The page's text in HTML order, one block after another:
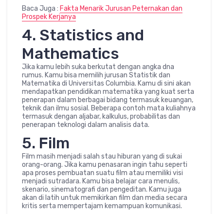
Baca Juga : Fakta Menarik Jurusan Peternakan dan
Prospek Kerjanya
4. Statistics and
Mathematics
Jika kamu lebih suka berkutat dengan angka dna
rumus. Kamu bisa memilih jurusan Statistik dan
Matematika di Universitas Columbia. Kamu di sini akan
mendapatkan pendidikan matematika yang kuat serta
penerapan dalam berbagai bidang termasuk keuangan,
teknik dan ilmu sosial. Beberapa contoh mata kuliahnya
termasuk dengan aljabar, kalkulus, probabilitas dan
penerapan teknologi dalam analisis data.
5. Film
Film masih menjadi salah stau hiburan yang di sukai
orang-orang. Jika kamu penasaran ingin tahu seperti
apa proses pembuatan suatu film atau memiliki visi
menjadi sutradara. Kamu bisa belajar cara menulis,
skenario, sinematografi dan pengeditan. Kamu juga
akan di latih untuk memikirkan film dan media secara
kritis serta mempertajam kemampuan komunikasi.